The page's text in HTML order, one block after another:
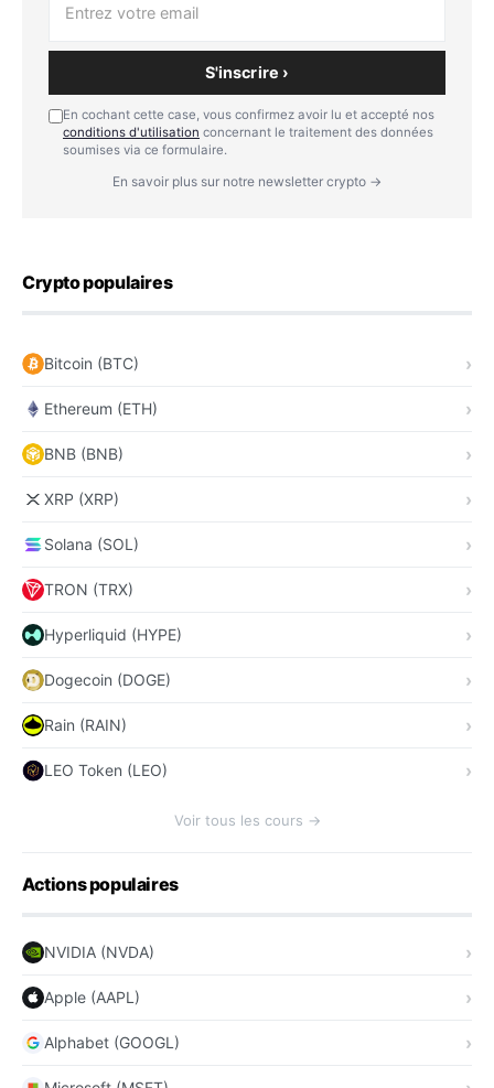
S'inscrire ›
En cochant cette case, vous confirmez avoir lu et accepté nos
conditions d'utilisation concernant le traitement des données
soumises via ce formulaire.
En savoir plus sur notre newsletter crypto →
Crypto populaires
Bitcoin (BTC)
Ethereum (ETH)
BNB (BNB)
XRP (XRP)
Solana (SOL)
TRON (TRX)
Hyperliquid (HYPE)
Dogecoin (DOGE)
Rain (RAIN)
LEO Token (LEO)
Voir tous les cours →
Actions populaires
NVIDIA (NVDA)
Apple (AAPL)
Alphabet (GOOGL)